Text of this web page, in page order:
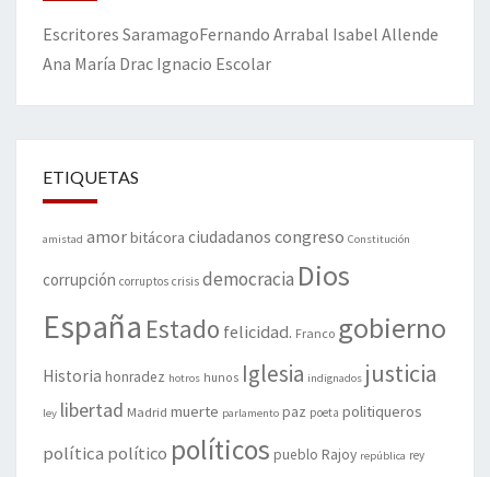
Escritores SaramagoFernando Arrabal Isabel Allende
Ana María Drac Ignacio Escolar
ETIQUETAS
amistad amorbitácora ciudadanos congreso Constitución
corrupción corruptos crisis democracia Dios
España Estado felicidad. Franco gobierno
Historia honradez hotros hunos Iglesia indignados justicia
ley libertad Madrid muerte parlamento paz poeta politiqueros
política político políticos pueblo Rajoy república rey